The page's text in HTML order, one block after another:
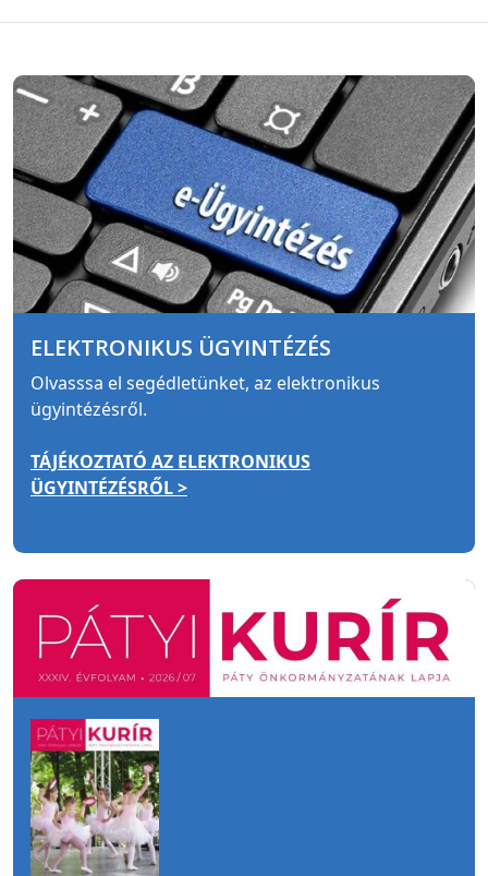
ELEKTRONIKUS ÜGYINTÉZÉS
Olvasssa el segédletünket, az elektronikus
ügyintézésről.
TÁJÉKOZTATÓ AZ ELEKTRONIKUS
ÜGYINTÉZÉSRŐL >